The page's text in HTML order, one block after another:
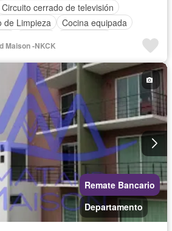
Circuito cerrado de televisión
de Limpieza
Cocina equipada
amueblado
Maison -NKCK
Remate Bancario
Departamento